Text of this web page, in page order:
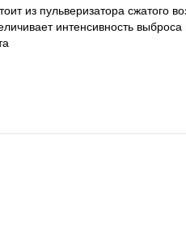
из пульверизатора сжатого
интенсивность